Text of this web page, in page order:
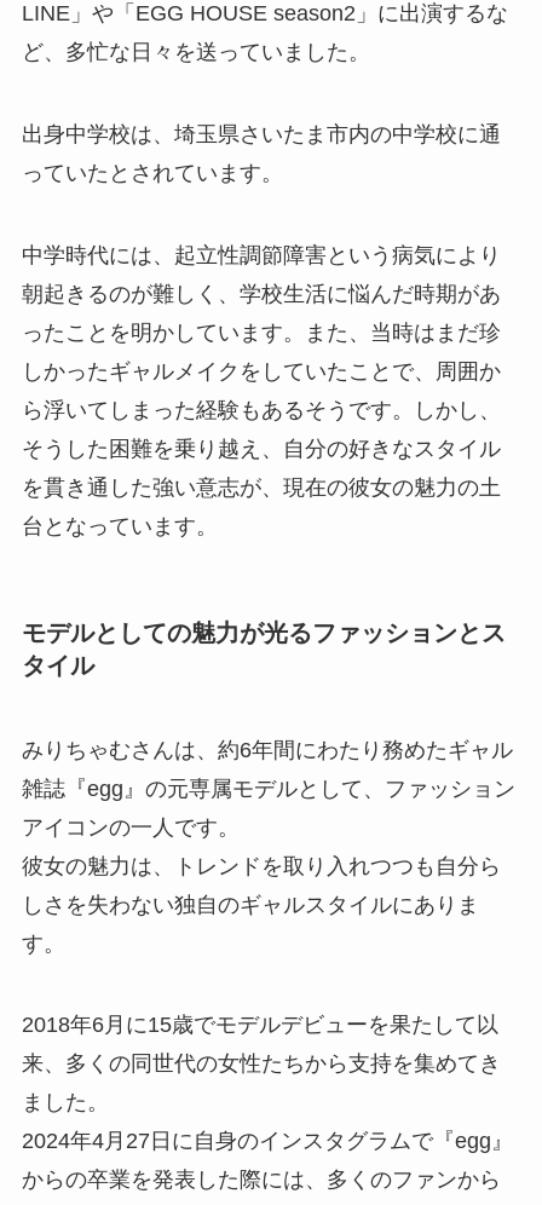
LINE」や「EGG HOUSE season2」に出演するな
ど、多忙な日々を送っていました。
出身中学校は、埼玉県さいたま市内の中学校に通
っていたとされています。
中学時代には、起立性調節障害という病気により
朝起きるのが難しく、学校生活に悩んだ時期があ
ったことを明かしています。また、当時はまだ珍
しかったギャルメイクをしていたことで、周囲か
ら浮いてしまった経験もあるそうです。しかし、
そうした困難を乗り越え、自分の好きなスタイル
を貫き通した強い意志が、現在の彼女の魅力の土
台となっています。
モデルとしての魅力が光るファッションとス
タイル
みりちゃむさんは、約6年間にわたり務めたギャル
雑誌『egg』の元専属モデルとして、ファッション
アイコンの一人です。
彼女の魅力は、トレンドを取り入れつつも自分ら
しさを失わない独自のギャルスタイルにありま
す。
2018年6月に15歳でモデルデビューを果たして以
来、多くの同世代の女性たちから支持を集めてき
ました。
2024年4月27日に自身のインスタグラムで『egg』
からの卒業を発表した際には、多くのファンから